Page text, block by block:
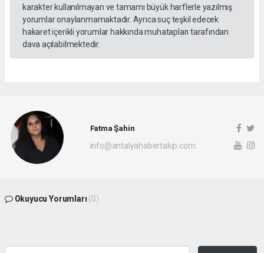
karakter kullanılmayan ve tamamı büyük harflerle yazılmış
yorumlar onaylanmamaktadır. Ayrıca suç teşkil edecek
hakaret içerikli yorumlar hakkında muhatapları tarafından
dava açılabilmektedir.
Fatma Şahin
info@antalyahabertakip.com
Okuyucu Yorumları (0)